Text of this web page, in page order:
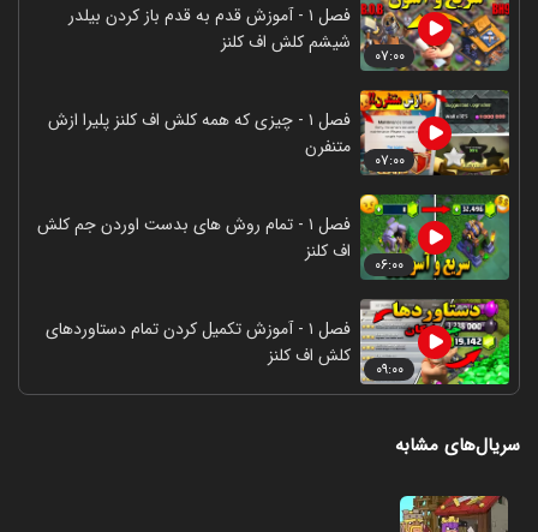
۰۷:۰۰
فصل ۱ - آموزش قدم به قدم باز کردن بیلدر
شیشم کلش اف کلنز
۰۷:۰۰
فصل ۱ - چیزی که همه کلش اف کلنز پلیرا ازش
متنفرن
۰۶:۰۰
فصل ۱ - تمام روش های بدست اوردن جم کلش
اف کلنز
۰۹:۰۰
فصل ۱ - آموزش تکمیل کردن تمام دستاوردهای
کلش اف کلنز
سریال‌های مشابه